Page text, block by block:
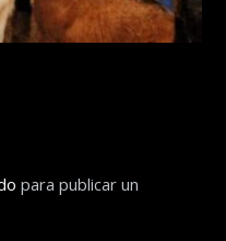
para publicar un